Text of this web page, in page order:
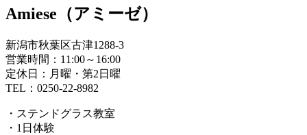
Amiese（アミーゼ）
新潟市秋葉区古津1288-3
営業時間：11:00～16:00
定休日：月曜・第2日曜
TEL：0250-22-8982
・ステンドグラス教室
・1日体験